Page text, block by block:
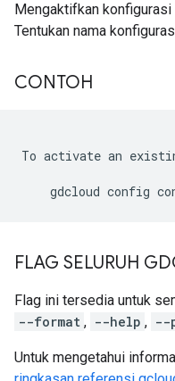
Mengaktifkan konfigurasi
Tentukan nama
CONTOH
To activate an
FLAG SELURUH
Flag ini tersedia untuk
--format , --help , --
Untuk mengetahui